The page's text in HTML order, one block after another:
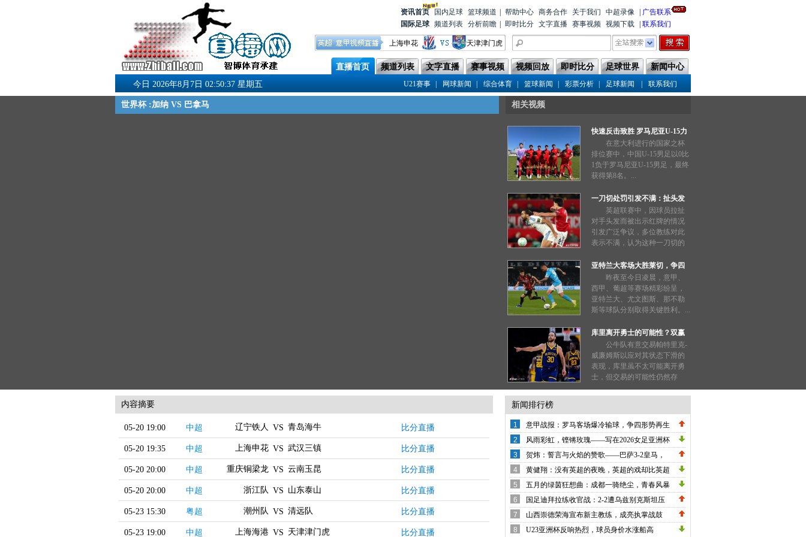
资讯首页 国内足球 篮球频道
国际足球 频道列表 分析前瞻
帮助中心 商务合作 关于我们 中超录像
广告联系
即时比分 文字直播 赛事视频 视频下载
联系我们
上海申花
天津津门虎
青岛西海岸
成都蓉城
云南玉昆
上海海港
直播首页 频道列表 文字直播 赛事视频 视频回放 即时比分 足球世界 新闻中心
U21赛事 | 网球新闻 | 综合体育 | 篮球新闻 | 彩票分析 | 足球新闻 | 联系我们
今日 2026年8月7日 02:50:37 星期五
世界杯 :加纳 VS 巴拿马 相关视频
快速反击致胜 罗马尼亚U-15力
压中国队
在意大利进行的国家之杯
排位赛中，中国U-15男足以0比
1负于罗马尼亚U-15男足，最终
获得第8名。...
一刀切处罚引发不满：扯头发
也能被禁赛三场？
英超联赛中，因球员拉扯
对手头发而被出示红牌的情况
引发广泛争议，多位教练对此
表示不满，认为这种一刀切的
亚特兰大客场大胜莱切，争四
形势明朗昨夜至今日凌晨，意甲、
西甲、葡超等赛场精彩纷呈，
亚特兰大、尤文图斯、那不勒
斯等球队分别取得关键胜利。...
库里离开勇士的可能性？双赢
局面值得探讨！
公牛队有意交易帕特里克-
威廉姆斯以应对其状态下滑的
表现，库里虽不太可能离开勇
士，但交易的可能性仍然存
在；...
内容摘要
05-20 19:00 中超 辽宁铁人 VS 青岛海牛 比分直播
05-20 19:35 中超 上海申花 VS 武汉三镇 比分直播
05-20 20:00 中超 重庆铜梁龙 VS 云南玉昆 比分直播
05-20 20:00 中超 浙江队 VS 山东泰山 比分直播
05-23 15:30 粤超 潮州队 VS 清远队 比分直播
05-23 19:00 中超 上海海港 VS 天津津门虎 比分直播
新闻排行榜
1
意甲战报：罗马客场爆冷输球，争四形势再生
变数，劳塔罗刷新纪录国米高歌猛进！
2
风雨彩虹，铿锵玫瑰——写在2026女足亚洲杯
备战关键节点的深情礼赞
3
贺炜：誓言与火焰的赞歌——巴萨3-2皇马，
西甲冠军悬念在五月重生
4
黄健翔：没有英超的夜晚，英超的戏却比英超
还英超！
5
五月的绿茵狂想曲：成都一骑绝尘，青春风暴
席卷中超
6
国足迪拜拉练收官战：2-2遭乌兹别克斯坦压
哨绝平，邵佳一执教初现战术雏形
7
山西崇德荣海宣布新主教练，成亮执掌战鼓
8
U23亚洲杯反响热烈，球员身价水涨船高